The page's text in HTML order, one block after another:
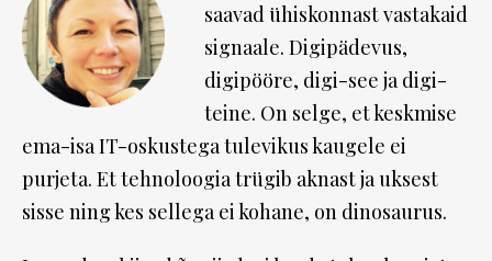
saavad ühiskonnast vastakaid
signaale. Digipädevus,
digipööre, digi-see ja digi-
teine. On selge, et keskmise
ema-isa IT-oskustega tulevikus kaugele ei
purjeta. Et tehnoloogia trügib aknast ja uksest
sisse ning kes sellega ei kohane, on dinosaurus.